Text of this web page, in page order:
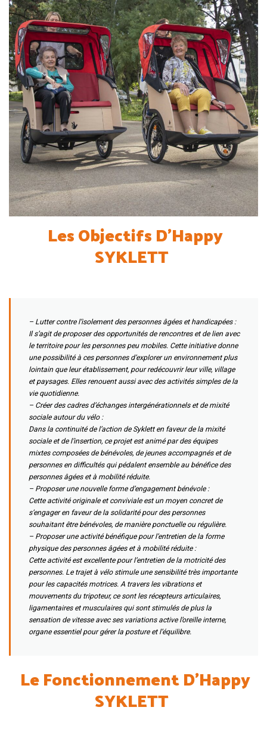
Les Objectifs D’Happy
SYKLETT
– Lutter contre l’isolement des personnes âgées et handicapées :
Il s’agit de proposer des opportunités de rencontres et de lien avec
le territoire pour les personnes peu mobiles. Cette initiative donne
une possibilité à ces personnes d’explorer un environnement plus
lointain que leur établissement, pour redécouvrir leur ville, village
et paysages. Elles renouent aussi avec des activités simples de la
vie quotidienne.
– Créer des cadres d’échanges intergénérationnels et de mixité
sociale autour du vélo :
Dans la continuité de l’action de Syklett en faveur de la mixité
sociale et de l’insertion, ce projet est animé par des équipes
mixtes composées de bénévoles, de jeunes accompagnés et de
personnes en difficultés qui pédalent ensemble au bénéfice des
personnes âgées et à mobilité réduite.
– Proposer une nouvelle forme d’engagement bénévole :
Cette activité originale et conviviale est un moyen concret de
s’engager en faveur de la solidarité pour des personnes
souhaitant être bénévoles, de manière ponctuelle ou régulière.
– Proposer une activité bénéfique pour l’entretien de la forme
physique des personnes âgées et à mobilité réduite :
Cette activité est excellente pour l’entretien de la motricité des
personnes. Le trajet à vélo stimule une sensibilité très importante
pour les capacités motrices. A travers les vibrations et
mouvements du tripoteur, ce sont les récepteurs articulaires,
ligamentaires et musculaires qui sont stimulés de plus la
sensation de vitesse avec ses variations active l’oreille interne,
organe essentiel pour gérer la posture et l’équilibre.
Le Fonctionnement D’Happy
SYKLETT